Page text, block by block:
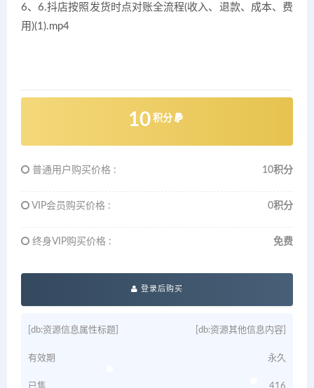
6、6.抖店按照发货时点对账全流程(收入、退款、成本、费
用)(1).mp4
10 积分
普通用户购买价格 : 10积分
VIP会员购买价格 : 0积分
终身VIP购买价格 : 免费
登录后购买
[db:资源信息属性标题] [db:资源其他信息内容]
有效期 永久
已售 416